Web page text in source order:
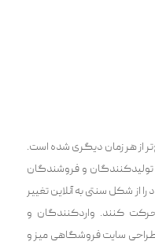
از هر زمان دیگری شده است‌.
تولیدکنندگان و فروشندگان
از شکل سنتی به آنلاین تغییر
کنند. واردکنندگان و
طراحی سایت فروشگاهی میز و